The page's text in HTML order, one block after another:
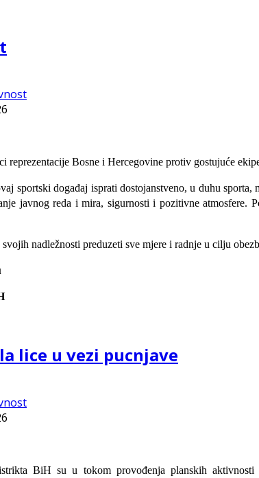
reprezentacije Bosne i Hercegovine protiv gostujuće
sportski događaj isprati dostojanstveno, u duhu
javnog reda i mira, sigurnosti i pozitivne atmosfere.
nadležnosti preduzeti sve mjere i radnje u cilju
lice u vezi pucnjave
BiH su u tokom provođenja planskih aktivnosti